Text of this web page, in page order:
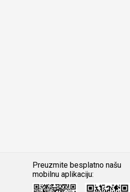
Preuzmite besplatno našu
mobilnu aplikaciju:
Android iOS